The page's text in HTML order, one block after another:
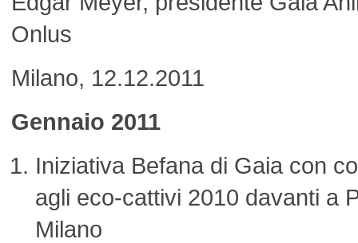
Onlus
Milano, 12.12.2011
Gennaio 2011
Iniziativa Befana di Gaia con
agli eco-cattivi 2010 davanti a
Milano